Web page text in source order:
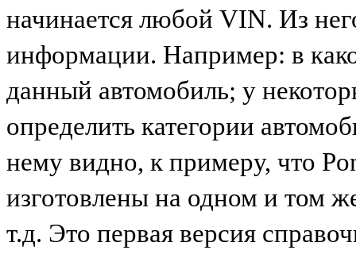
начинается любой VIN. Из
информации. Например: в
данный автомобиль; у
определить категории
нему видно, к примеру, что
изготовлены на одном и том
т.д. Это первая версия